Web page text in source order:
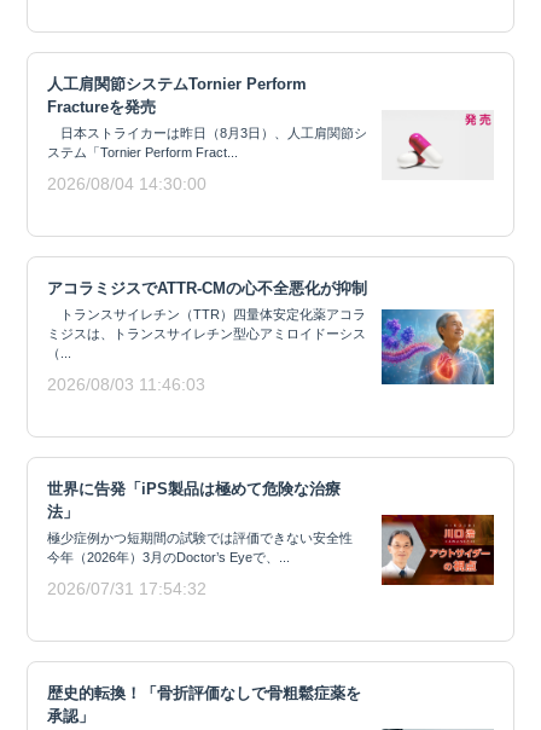
人工肩関節システムTornier Perform
Fractureを発売
日本ストライカーは昨日（8月3日）、人工肩関節シ
ステム「Tornier Perform Fract...
2026/08/04 14:30:00
アコラミジスでATTR-CMの心不全悪化が抑制
トランスサイレチン（TTR）四量体安定化薬アコラ
ミジスは、トランスサイレチン型心アミロイドーシス
（...
2026/08/03 11:46:03
世界に告発「iPS製品は極めて危険な治療
法」
極少症例かつ短期間の試験では評価できない安全性
今年（2026年）3月のDoctor’s Eyeで、...
2026/07/31 17:54:32
歴史的転換！「骨折評価なしで骨粗鬆症薬を
承認」